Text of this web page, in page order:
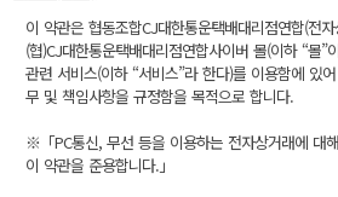
이 약관은 협동조합CJ대한통운택배대리점연합(전
(협)CJ대한통운택배대리점연합사이버 몰(이하 “몰”
관련 서비스(이하 “서비스”라 한다)를 이용함에 있
무 및 책임사항을 규정함을 목적으로 합니다.
※「PC통신, 무선 등을 이용하는 전자상거래에 대
이 약관을 준용합니다.」